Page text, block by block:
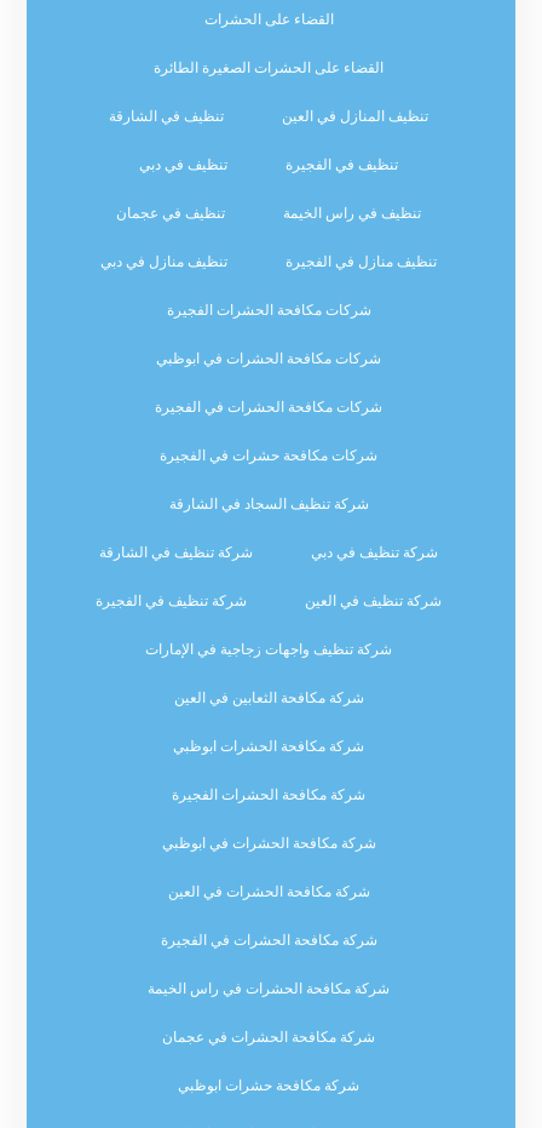
القضاء على الحشرات
القضاء على الحشرات الصغيرة الطائرة
تنظيف المنازل في العين تنظيف في الشارقة
تنظيف في الفجيرة تنظيف في دبي
تنظيف في راس الخيمة تنظيف في عجمان
تنظيف منازل في الفجيرة تنظيف منازل في دبي
شركات مكافحة الحشرات الفجيرة
شركات مكافحة الحشرات في ابوظبي
شركات مكافحة الحشرات في الفجيرة
شركات مكافحة حشرات في الفجيرة
شركة تنظيف السجاد في الشارقة
شركة تنظيف في دبي شركة تنظيف في الشارقة
شركة تنظيف في العين شركة تنظيف في الفجيرة
شركة تنظيف واجهات زجاجية في الإمارات
شركة مكافحة الثعابين في العين
شركة مكافحة الحشرات ابوظبي
شركة مكافحة الحشرات الفجيرة
شركة مكافحة الحشرات في ابوظبي
شركة مكافحة الحشرات في العين
شركة مكافحة الحشرات في الفجيرة
شركة مكافحة الحشرات في راس الخيمة
شركة مكافحة الحشرات في عجمان
شركة مكافحة حشرات ابوظبي